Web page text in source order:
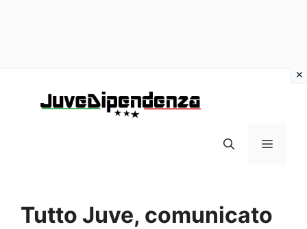
MENU
Tutto Juve, comunicato